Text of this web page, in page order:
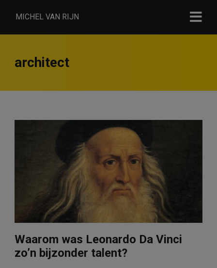
MICHEL VAN RIJN
architect
Waarom was Leonardo Da Vinci
zo’n bijzonder talent?